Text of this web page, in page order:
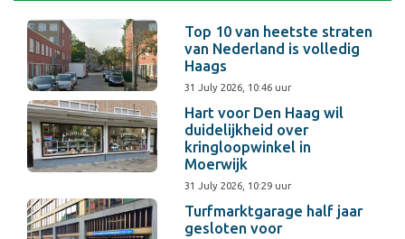
Top 10 van heetste straten
van Nederland is volledig
Haags
31 July 2026, 10:46 uur
Hart voor Den Haag wil
duidelijkheid over
kringloopwinkel in
Moerwijk
31 July 2026, 10:29 uur
Turfmarktgarage half jaar
gesloten voor